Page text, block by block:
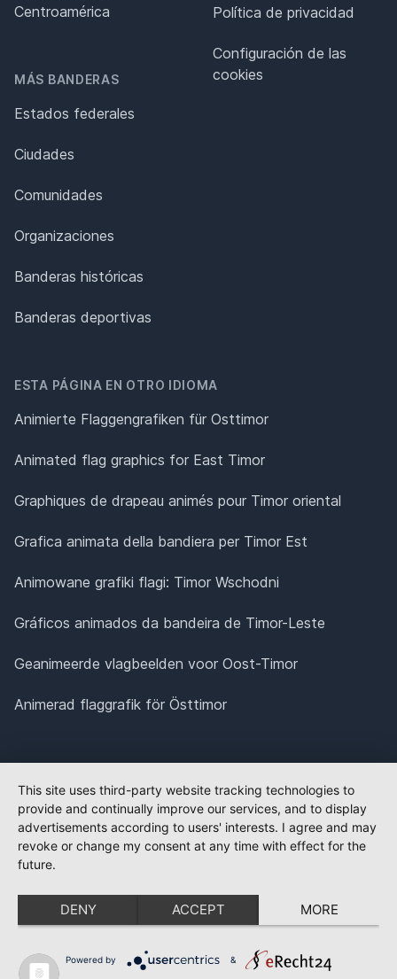
Centroamérica
MÁS BANDERAS
Estados federales
Ciudades
Comunidades
Organizaciones
Banderas históricas
Banderas deportivas
Política de privacidad
Configuración de las
cookies
ESTA PÁGINA EN OTRO IDIOMA
Animierte Flaggengrafiken für Osttimor
Animated flag graphics for East Timor
Graphiques de drapeau animés pour Timor oriental
Grafica animata della bandiera per Timor Est
Animowane grafiki flagi: Timor Wschodni
Gráficos animados da bandeira de Timor-Leste
Geanimeerde vlagbeelden voor Oost-Timor
Animerad flaggrafik för Östtimor
This site uses third-party website tracking technologies to
provide and continually improve our services, and to display
advertisements according to users' interests. I agree and may
revoke or change my consent at any time with effect for the
future.
DENY ACCEPT MORE
Powered by &